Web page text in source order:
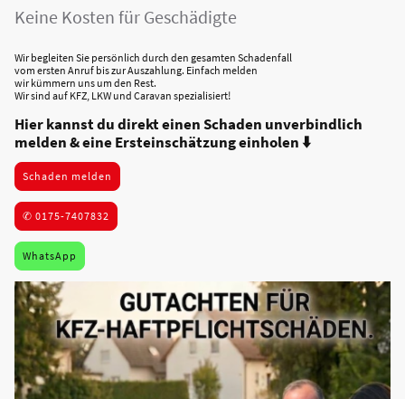
Keine Kosten für Geschädigte
Wir begleiten Sie persönlich durch den gesamten Schadenfall
vom ersten Anruf bis zur Auszahlung. Einfach melden
wir kümmern uns um den Rest.
Wir sind auf KFZ, LKW und Caravan spezialisiert!
Hier kannst du direkt einen Schaden unverbindlich
melden & eine Ersteinschätzung einholen ⬇️
✆ 0175-7407832
Schaden melden
WhatsApp